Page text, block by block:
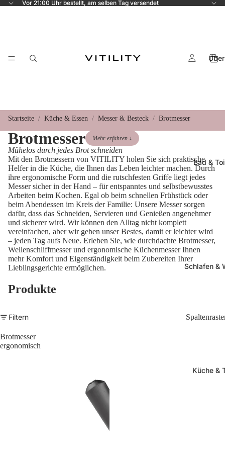
Vor 21:00 Uhr bestellt, am selben Tag versendet
Über
Bad &
Schlafen &
Küche &
Startseite Küche & Essen Messer & Besteck Brotmesser
Brotmesser Mehr erfahren ↓
Mühelos durch jedes Brot schneiden
Mit den Brotmessern von VITILITY holen Sie sich praktische
Helfer in die Küche, die Ihnen das Leben leichter machen. Durch
ihre ergonomische Form und die rutschfesten Griffe liegt jedes
Messer sicher in der Hand – für entspanntes und selbstbewusstes
Arbeiten beim Kochen. Egal ob beim schnellen Frühstück oder
beim Abendessen im Kreis der Familie: Unsere Messer sorgen
dafür, dass das Schneiden, Servieren und Genießen angenehmer
und sicherer wird. Wir können den Alltag nicht komplett
vereinfachen, aber wir geben unser Bestes, damit er leichter wird
– jeden Tag aufs Neue. Erleben Sie, wie durchdachte Brotmesser,
Wellenschliffmesser und ergonomische Küchenmesser Ihnen
mehr Komfort und Eigenständigkeit beim Zubereiten Ihrer
Lieblingsgerichte ermöglichen.
Produkte
Filtern
Brotmesser
ergonomisch